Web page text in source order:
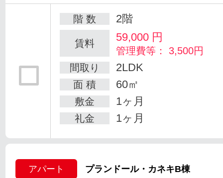
階 数 2階
賃料 59,000 円
管理費等： 3,500円
間取り
2LDK
面 積 60㎡
敷金 1ヶ月
礼金 1ヶ月
アパート プランドール・カネキB棟